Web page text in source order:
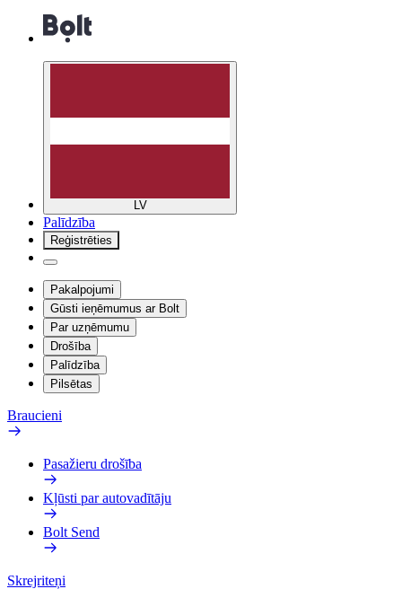
LV
Palīdzība
Reģistrēties
Pakalpojumi
Gūsti ieņēmumus ar Bolt
Par uzņēmumu
Drošība
Palīdzība
Pilsētas
Braucieni
Pasažieru drošība
Kļūsti par autovadītāju
Bolt Send
Skrejriteņi